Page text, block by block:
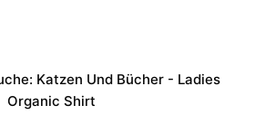
Katzen Und Bücher - Ladies
Organic Shirt